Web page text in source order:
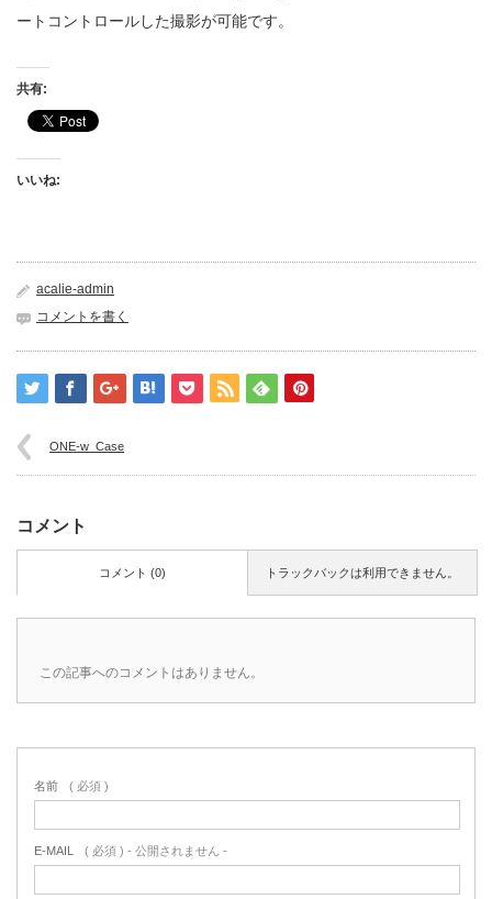
ートコントロールした撮影が可能です。
共有:
いいね:
acalie-admin
コメントを書く
ONE-w_Case
コメント
トラックバックは利用できません。
コメント (0)
この記事へのコメントはありません。
名前 ( 必須 )
E-MAIL ( 必須 ) - 公開されません -